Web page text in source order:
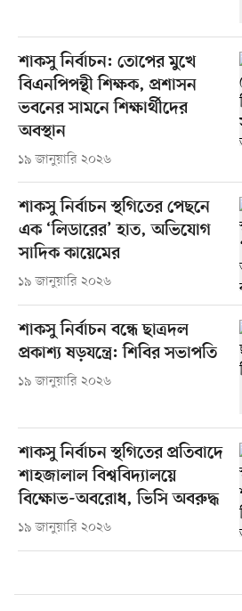
শাকসু নির্বাচন: তোপের মুখে
বিএনপিপন্থী শিক্ষক, প্রশাসন
ভবনের সামনে শিক্ষার্থীদের
অবস্থান
১৯ জানুয়ারি ২০২৬
শাকসু নির্বাচন স্থগিতের পেছনে
এক ‘লিডারের’ হাত, অভিযোগ
সাদিক কায়েমের
১৯ জানুয়ারি ২০২৬
শাকসু নির্বাচন বন্ধে ছাত্রদল
প্রকাশ্য ষড়যন্ত্রে: শিবির সভাপতি
১৯ জানুয়ারি ২০২৬
শাকসু নির্বাচন স্থগিতের প্রতিবাদে
শাহজালাল বিশ্ববিদ্যালয়ে
বিক্ষোভ-অবরোধ, ভিসি অবরুদ্ধ
১৯ জানুয়ারি ২০২৬